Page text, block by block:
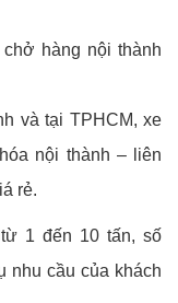
hàng nội thành
và tại TPHCM, xe
nội thành – liên
rẻ.
1 đến 10 tấn, số
nhu cầu của khách